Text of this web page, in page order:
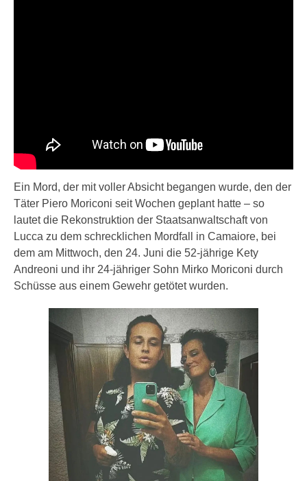
Ein Mord, der mit voller Absicht begangen wurde, den der
Täter Piero Moriconi seit Wochen geplant hatte – so
lautet die Rekonstruktion der Staatsanwaltschaft von
Lucca zu dem schrecklichen Mordfall in Camaiore, bei
dem am Mittwoch, den 24. Juni die 52-jährige Kety
Andreoni und ihr 24-jähriger Sohn Mirko Moriconi durch
Schüsse aus einem Gewehr getötet wurden.